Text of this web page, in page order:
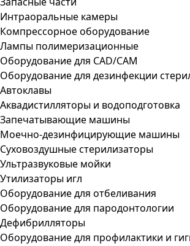
Интраоральные камеры
Компрессорное оборудование
Лампы полимеризационные
Оборудование для CAD/CAM
Оборудование для дезинфекции
Автоклавы
Аквадистилляторы и водоподготовка
Запечатывающие машины
Моечно-дезинфицирующие машины
Суховоздушные стерилизаторы
Ультразвуковые мойки
Утилизаторы игл
Оборудование для отбеливания
Оборудование для пародонтологии
Дефибрилляторы
Оборудование для профилактики и